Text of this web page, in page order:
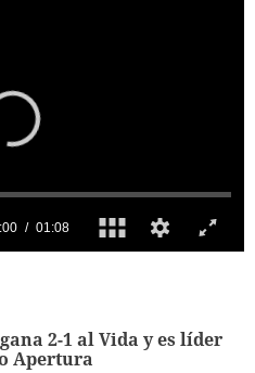
2-1 al Vida y es líder
Apertura